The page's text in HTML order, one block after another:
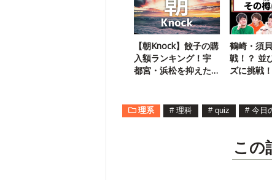
【朝Knock】餃子の購
入額ランキング！宇
都宮・浜松を抑えた1
鶴崎・須
戦！？ 並
ズに挑戦
理系 # 理科 # quiz # 今日
この